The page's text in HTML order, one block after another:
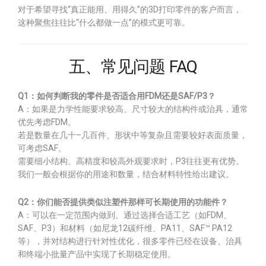
对于希望寻找“真正能用、用得久”的3D打印零件的客户而言，
这种聚焦往往比“什么都做一点”的模式更可靠。
五、常见问题 FAQ
Q1：如何判断我的零件是否适合用FDM还是SAF/P3？
A：如果是力学性能要求较高、尺寸较大的结构件或治具，通常
优先考虑FDM。
若是数量在几十–几百件、形状中等复杂且需要较好表面质量，
可考虑SAF。
需要细小结构、高精度和较高外观要求时，P3往往更有优势。
我们一般会根据你的用途和数量，结合材料特性给出建议。
Q2：你们能否提供类似注塑件那样可长期使用的功能件？
A：可以在一定范围内做到。通过选择合适工艺（如FDM、
SAF、P3）和材料（如尼龙12碳纤维、PA11、SAF™ PA12
等），并对结构进行针对性优化，很多零件已经在设备、治具
和终端小批量产品中实现了长期稳定使用。